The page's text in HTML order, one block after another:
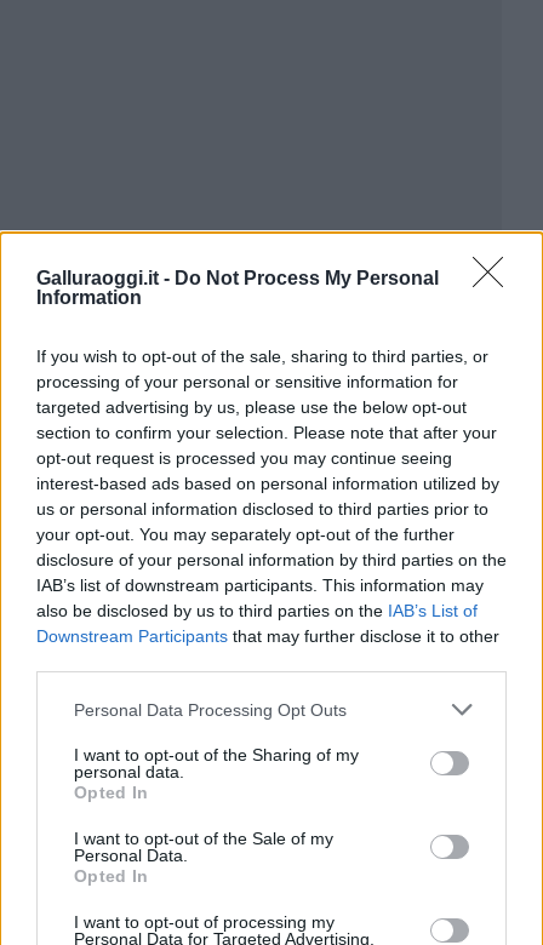
Galluraoggi.it - Do Not Process My Personal
Information
If you wish to opt-out of the sale, sharing to third parties, or
processing of your personal or sensitive information for
targeted advertising by us, please use the below opt-out
section to confirm your selection. Please note that after your
opt-out request is processed you may continue seeing
interest-based ads based on personal information utilized by
us or personal information disclosed to third parties prior to
your opt-out. You may separately opt-out of the further
disclosure of your personal information by third parties on the
IAB’s list of downstream participants. This information may
also be disclosed by us to third parties on the IAB’s List of
Downstream Participants that may further disclose it to other
Please note that this website/app uses one or more Google
not limited to your visit or usage behaviour. You may click to
grant or deny consent to Google and its third-party tags to
use your data for below specified purposes in below Google
consent section.
Personal Data Processing Opt Outs
I want to opt-out of the Sharing of my
personal data.
Opted In
I want to opt-out of the Sale of my
Personal Data.
Opted In
I want to opt-out of processing my
Personal Data for Targeted Advertising.